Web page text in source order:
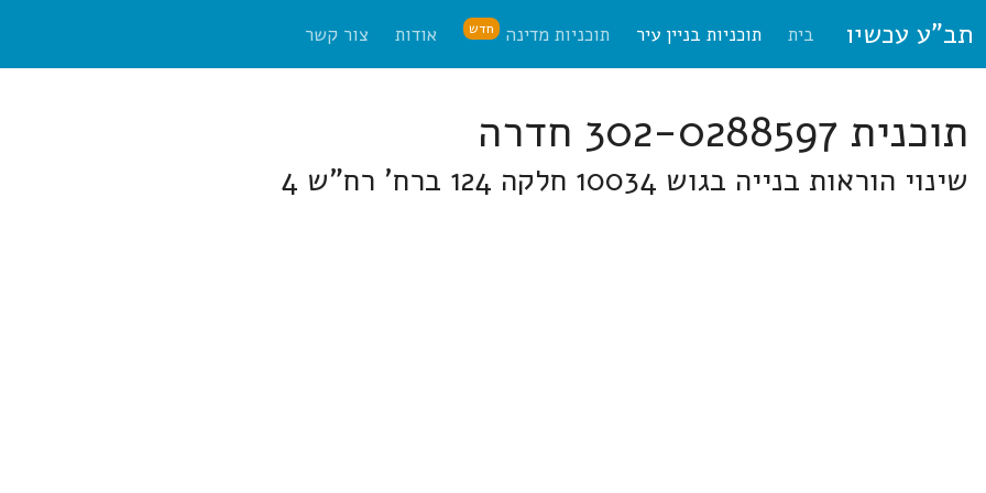
תב"ע עכשיו בית תוכניות בניין עיר תוכניות מדינה חדש אודות צור קשר
תוכנית 302-0288597 חדרה
שינוי הוראות בנייה בגוש 10034 חלקה 124 ברח' רח"ש 4